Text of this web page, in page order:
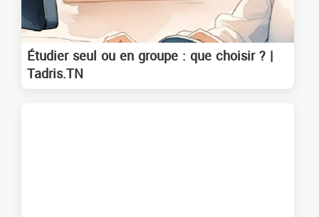
Étudier seul ou en groupe : que choisir ? |
Tadris.TN